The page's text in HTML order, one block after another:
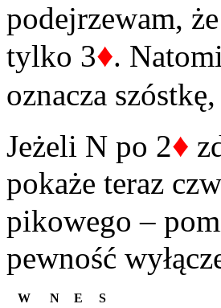
podejrzewam,
tylko 3♦.
oznacza
Jeżeli N po 2♦
pokaże teraz
pikowego –
pewność
W N E
S